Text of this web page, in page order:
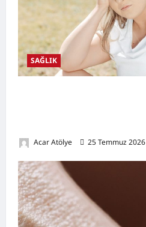
SAĞLIK
Acar Atölye 25 Temmuz 2026